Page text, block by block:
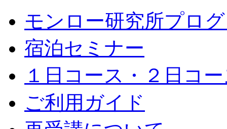
モンロー研究所プロ
宿泊セミナー
１日コース・２日コ
ご利用ガイド